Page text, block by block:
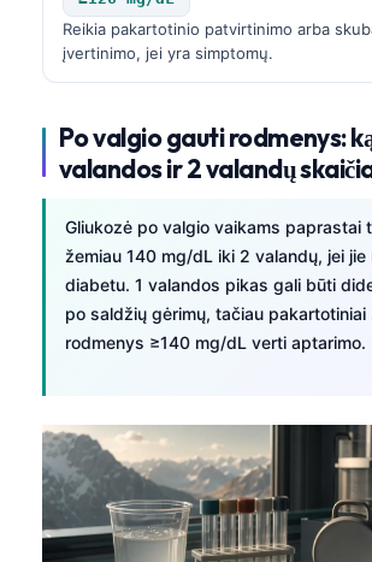
Reikia pakartotinio patvirtinimo arba
įvertinimo, jei yra simptomų.
Po valgio gauti rodmenys:
valandos ir 2 valandų
Gliukozė po valgio vaikams paprastai
žemiau 140 mg/dL iki 2 valandų, jei jie
diabetu. 1 valandos pikas gali būti
po saldžių gėrimų, tačiau pakartotiniai
rodmenys ≥140 mg/dL verti aptarimo.